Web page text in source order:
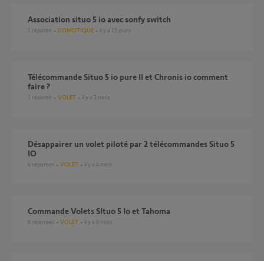
association situo 5 io avec sonfy switch
1 réponse DOMOTIQUE il y a 15 jours
télécommande Situo 5 io pure II et Chronis io comment
faire ?
1 réponse VOLET il y a 3 mois
Désappairer un volet piloté par 2 télécommandes Situo 5
IO
4 réponses VOLET il y a 4 mois
Commande Volets SItuo 5 Io et Tahoma
6 réponses VOLET il y a 6 mois